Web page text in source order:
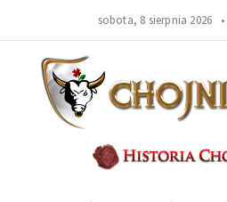
sobota, 8 sierpnia 2026 •